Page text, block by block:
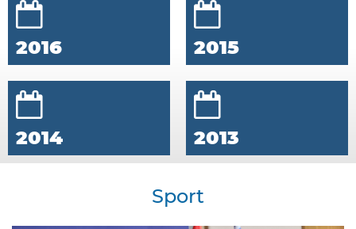
2016 2015
2014 2013
Sport